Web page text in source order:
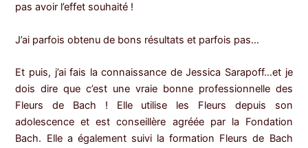
pas avoir l’effet souhaité !
J’ai parfois obtenu de bons résultats et parfois pas…
Et puis, j’ai fais la connaissance de Jessica Sarapoff…et je
dois dire que c’est une vraie bonne professionnelle des
Fleurs de Bach ! Elle utilise les Fleurs depuis son
adolescence et est conseillère agréée par la Fondation
Bach. Elle a également suivi la formation Fleurs de Bach